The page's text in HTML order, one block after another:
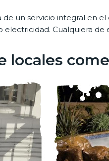
un servicio integral en
Cualquiera
locales